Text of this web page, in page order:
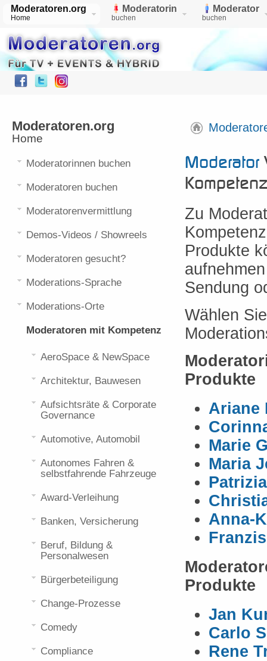
Moderatoren.org
Home
Moderatorin
buchen
Moderator
buchen
Moderator
Kompetenz
Zu
Produkte
Sendung
Wählen
Produkte
Ariane
Marie
Maria
Anna-
Produkte
Jan
Carlo
Rene
Moderatoren.org
Home
Moderatorinnen buchen
Moderatoren buchen
Moderatorenvermittlung
Demos-Videos / Showreels
Moderatoren gesucht?
Moderations-Sprache
Moderations-Orte
Moderatoren mit Kompetenz
AeroSpace & NewSpace
Architektur, Bauwesen
Aufsichtsräte & Corporate
Governance
Automotive, Automobil
Autonomes Fahren &
selbstfahrende Fahrzeuge
Award-Verleihung
Banken, Versicherung
Beruf, Bildung &
Personalwesen
Bürgerbeteiligung
Change-Prozesse
Comedy
Compliance